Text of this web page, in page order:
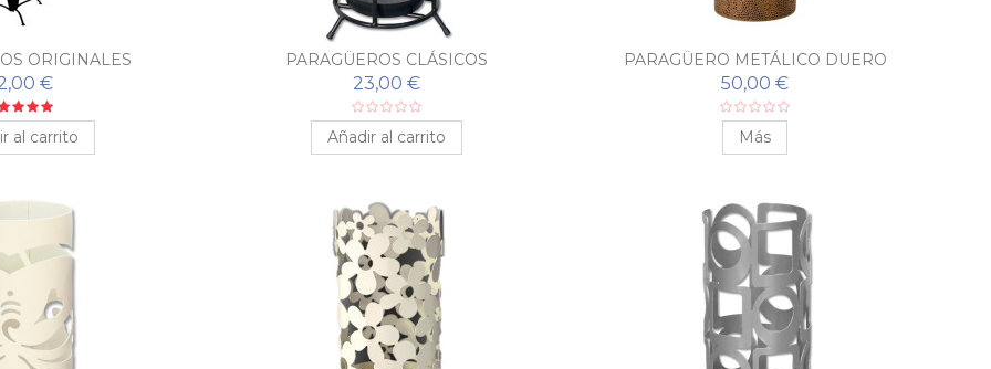
ORIGINALES
€
al carrito
PARAGÜEROS CLÁSICOS
23,00 €
Añadir al carrito
PARAGÜERO METÁLICO DUERO
50,00 €
Más